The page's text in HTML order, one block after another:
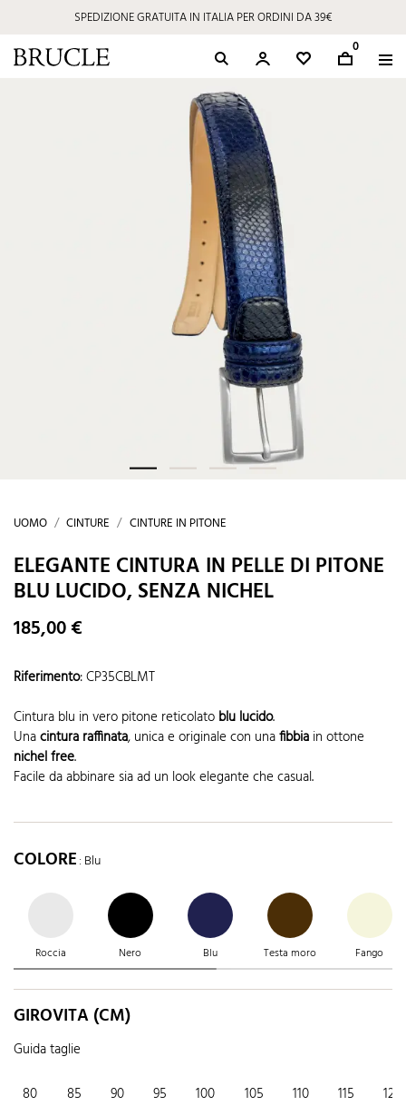
SPEDIZIONE GRATUITA IN ITALIA PER ORDINI DA 39€
0
UOMO CINTURE CINTURE IN PITONE
ELEGANTE CINTURA IN PELLE DI PITONE
BLU LUCIDO, SENZA NICHEL
185,00 €
Riferimento:CP35CBLMT
Cintura blu in vero pitone reticolato blu lucido.
Unacintura raffinata, unica e originale con unafibbia in ottone
nichel free.
Facile da abbinare sia ad un look elegante che casual.
COLORE: Blu
Roccia Nero Blu Testa moro Fango
GIROVITA (CM)
Guida taglie
80 85 90 95 100 105 110 115 120